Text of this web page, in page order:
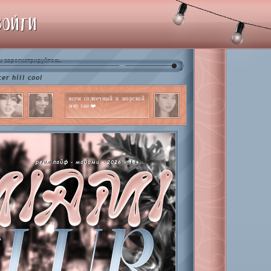
реал лайф - майами - 2026 - 18+
всем солнечный и морской
мяу заи ❤️
зарегистрируйтесь.